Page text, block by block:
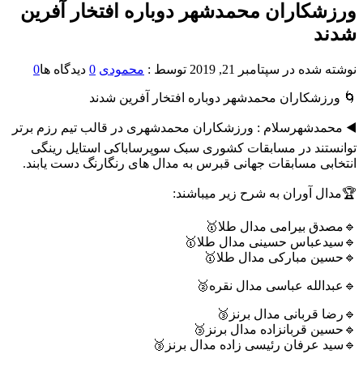
ورزشکاران محمدشهر دوباره افتخار آفرین
شدند
نوشته شده در سپتامبر 21, 2019 توسط : محمودی 0 دیدگاه ها0
🌀 ورزشکاران محمدشهر دوباره افتخار آفرین شدند
◀️ محمدشهرسلام : ورزشکاران محمدشهری در قالب تیم رزم برتر
توانستند در مسابقات کشوری سبک سوپرساباکی استایل رینگی
انتخابی مسابقات جهانی قبرس به مدال های رنگارنگ دست یابند.
🏆مدال آوران به شرح زیر میباشند:
🔹مصدق بیرامی مدال طلا🥇
🔹سیدعباس حسینی مدال طلا🥇
🔹حسین مبارکی مدال طلا🥇
🔹عبدالله عباسی مدال نقره🥈
🔹رضا قربانی مدال برنز🥉
🔹حسین قربانزاده مدال برنز🥉
🔹سید عرفان رئیسی زاده مدال برنز🥉